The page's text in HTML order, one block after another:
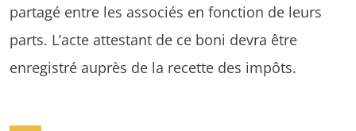
partagé entre les associés en fonction de leurs
parts. L’acte attestant de ce boni devra être
enregistré auprès de la recette des impôts.